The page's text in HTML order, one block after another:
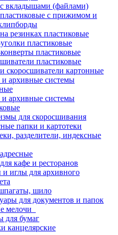
вкладышами (файлами)
с прижимом и
резинках пластиковые
пластиковые
пластиковые
пластиковые
скоросшиватели картонные
и архивные системы
и архивные системы
для скоросшивания
папки и картотеки
разделители, индексные
кафе и ресторанов
и иглы для архивного
шило
для документов и папок
мелочи
для бумаг
канцелярские